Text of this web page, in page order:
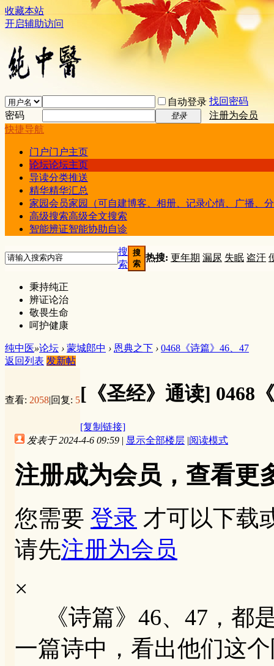
收藏本站
开启辅助访问
自动登录 找回密码
密码
登录
注册为会员
快捷导航
门户门户主页
论坛论坛主页
导读分类推送
精华精华汇总
家园会员家园（可自建博客、相册、记录心情、广播、
高级搜索高级全文搜索
智能辨证智能协助自诊
搜
索
搜
索
热搜: 更年期 漏尿 失眠 盗汗
秉持纯正
辨证论治
敬畏生命
呵护健康
纯中医»论坛 › 蒙城郎中 › 恩典之下 › 0468《诗篇》46、47
返回列表 发新帖
查看: 2058|回复: 5[《圣经》通读] 0468
[复制链接]
发表于 2024-4-6 09:59 | 显示全部楼层 |阅读模式
注册成为会员，查看更
您需要 登录 才可以下载
请先注册为会员
×
《诗篇》46、47，都
一篇诗中，看出他们这